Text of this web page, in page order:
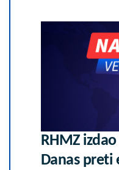
RHMZ
Danas preti